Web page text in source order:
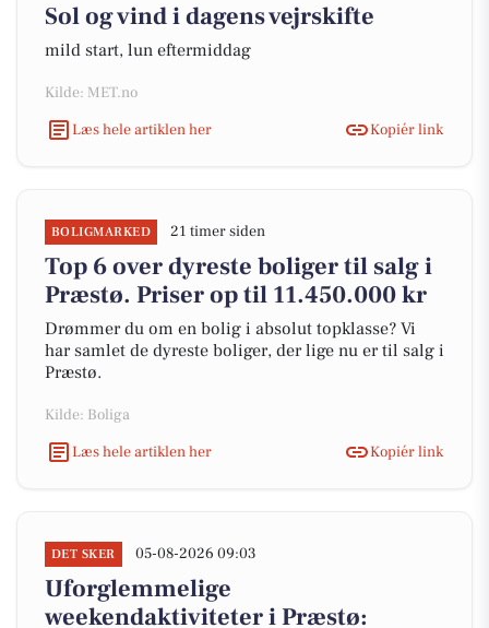
Sol og vind i dagens vejrskifte
mild start, lun eftermiddag
Kilde: MET.no
Læs hele artiklen her
Kopiér link
BOLIGMARKED 21 timer siden
Top 6 over dyreste boliger til salg i
Præstø. Priser op til 11.450.000 kr
Drømmer du om en bolig i absolut topklasse? Vi
har samlet de dyreste boliger, der lige nu er til salg i
Præstø.
Kilde: Boliga
Læs hele artiklen her
Kopiér link
DET SKER 05-08-2026 09:03
Uforglemmelige
weekendaktiviteter i Præstø: